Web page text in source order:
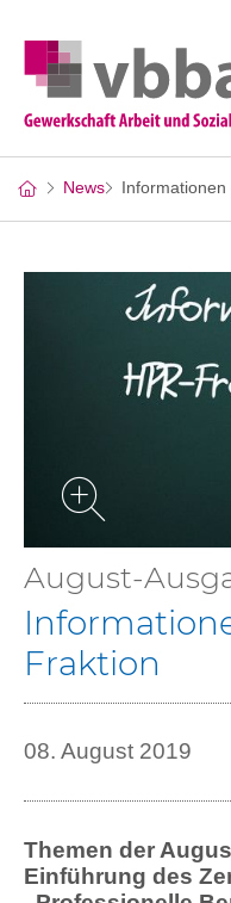
News Informationen
August-
Fraktion
08. August 2019
Themen der
Einführung des